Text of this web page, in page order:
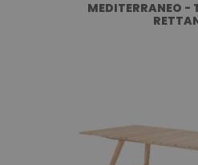
MEDITERRANEO -